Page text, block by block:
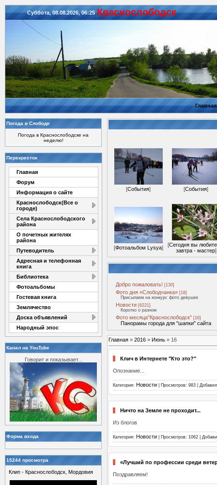
Суббота, 08.08.2026, 06:25 Красноcлободск
Главная
Погода в Слободе
Погода в Краснослободске на
неделю!
Перекресток
Главная
Форум
Информация о сайте
Краснослободск(Все о
городе)
Села Краснослободского
района
О почетных жителях
района
Путеводитель
Адресная и телефонная
книга
Библиотека
Фотоальбомы
Гостевая книга
Землячество
Доска объявлений
Народный эпос
Канал на YouTube
Говорит и показывает...
Форма входа
15244 просмотра
Клип - Краснослободск, Мордовия
[События] [События]
[Фотоальбом Lysya] [Сегодня вы
завтра - мастер]
Добро пожаловать! [130]
Фото дня «Слободчанка» [18]
Присылаем на конкурс фото девушек
Новости [6221]
Коротко о разном
Фото месяца"Краснослободск" [16]
Панорамы города для "шапки" сайта
Главная » 2016 » Июнь » 16
Клич в Интернете "Кто это?"
Опознание...
Категория: Новости | Просмотров: 983 |
Ничто на Земле не проходит...
Из блогов
Категория: Новости | Просмотров: 1062 |
«Лучший по профессии среди
Поздравляем!